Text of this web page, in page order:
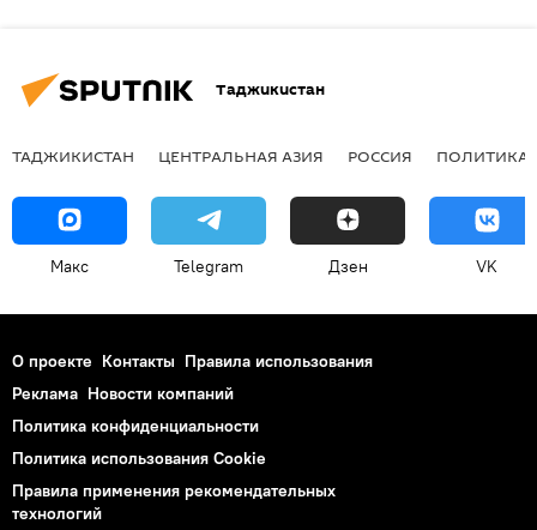
Таджикистан
ТАДЖИКИСТАН ЦЕНТРАЛЬНАЯ АЗИЯ РОССИЯ ПОЛИТИКА
Макс Telegram Дзен VK
О проекте Контакты Правила использования
Реклама Новости компаний
Политика конфиденциальности
Политика использования Cookie
Правила применения рекомендательных
технологий